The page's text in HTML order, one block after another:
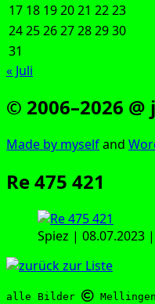
17 18 192021 2223
24252627282930
31
« Juli
© 2006–2026
Made by mys­elfand
Re 475 421
Spiez | 08.07.2023
alle Bilder